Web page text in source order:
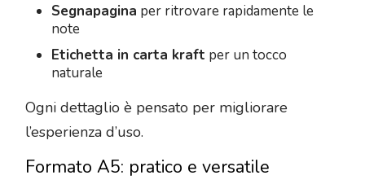
Segnapagina per ritrovare rapidamente le
note
Etichetta in carta kraft per un tocco
naturale
Ogni dettaglio è pensato per migliorare
l’esperienza d’uso.
Formato A5: pratico e versatile